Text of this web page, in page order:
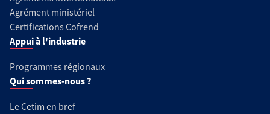
Agrément ministériel
Certifications Cofrend
Appui à l'industrie
Programmes régionaux
Qui sommes-nous ?
Le Cetim en bref